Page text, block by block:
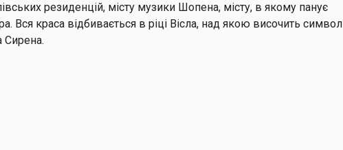
резиденцій, місту музики Шопена, місту, в якому панує
Вся краса відбивається в ріці Вісла, над якою височить символ
Сирена.